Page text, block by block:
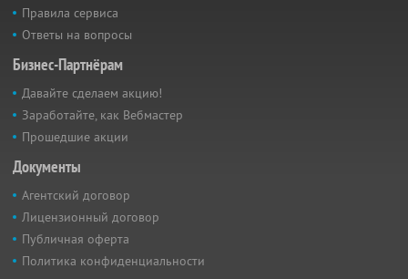
Правила сервиса
Ответы на вопросы
Бизнес-Партнёрам
Давайте сделаем акцию!
Заработайте, как Вебмастер
Прошедшие акции
Документы
Агентский договор
Лицензионный договор
Публичная оферта
Политика конфиденциальности